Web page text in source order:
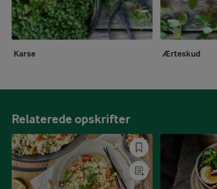
Karse Ærteskud
Relaterede opskrifter